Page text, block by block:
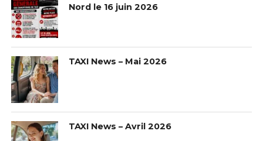
Nord le 16 juin 2026
TAXI News – Mai 2026
TAXI News – Avril 2026